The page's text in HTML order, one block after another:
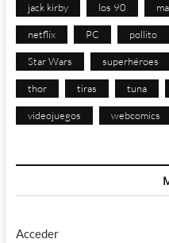
jack kirby los 90
netflix PC pollito
Star Wars superhéroes
thor tiras tuna
videojuegos webcomics
Acceder